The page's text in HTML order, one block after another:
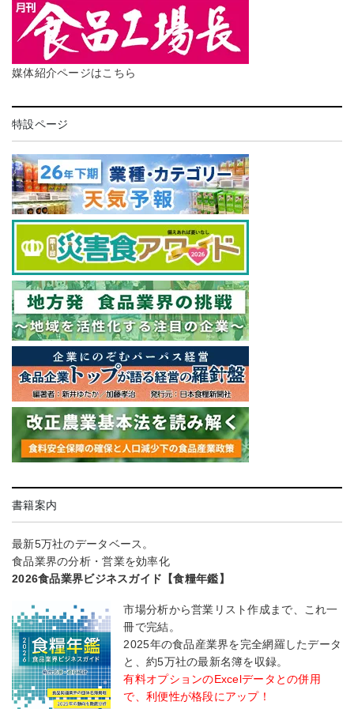
媒体紹介ページはこちら
特設ページ
書籍案内
最新5万社のデータベース。
食品業界の分析・営業を効率化
2026食品業界ビジネスガイド【食糧年鑑】
市場分析から営業リスト作成まで、これ一
冊で完結。
2025年の食品産業界を完全網羅したデータ
と、約5万社の最新名簿を収録。
有料オプションのExcelデータとの併用
で、利便性が格段にアップ！